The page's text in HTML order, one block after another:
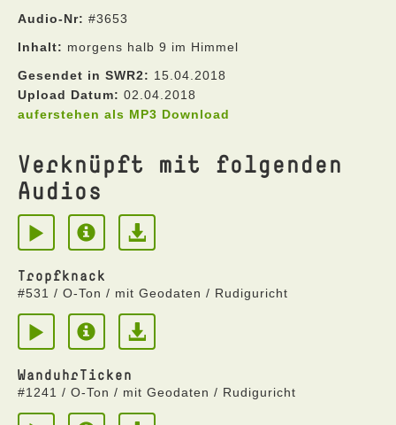
Audio-Nr: #3653
Inhalt: morgens halb 9 im Himmel
Gesendet in SWR2: 15.04.2018
Upload Datum: 02.04.2018
auferstehen als MP3 Download
Verknüpft mit folgenden
Audios
Tropfknack
#531 / O-Ton / mit Geodaten / Rudiguricht
WanduhrTicken
#1241 / O-Ton / mit Geodaten / Rudiguricht